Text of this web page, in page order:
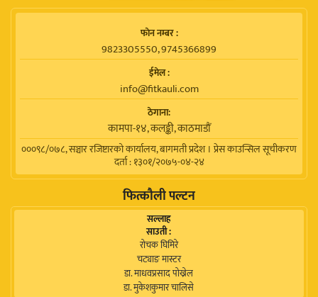
फाेन नम्बर :
9823305550, 9745366899
ईमेल :
info@fitkauli.com
ठेगाना:
कामपा-१४, कलङ्की, काठमाडाैं
०००९८/०७८, सञ्चार रजिष्टारको कार्यालय, बागमती प्रदेश । प्रेस काउन्सिल सूचीकरण
दर्ता : १३०१/२०७५-०४-२४
फित्कौली पल्टन
सल्लाह
साउती :
रोचक घिमिरे
चट्याङ मास्टर
डा. माधवप्रसाद पोख्रेल
डा. मुकेशकुमार चालिसे